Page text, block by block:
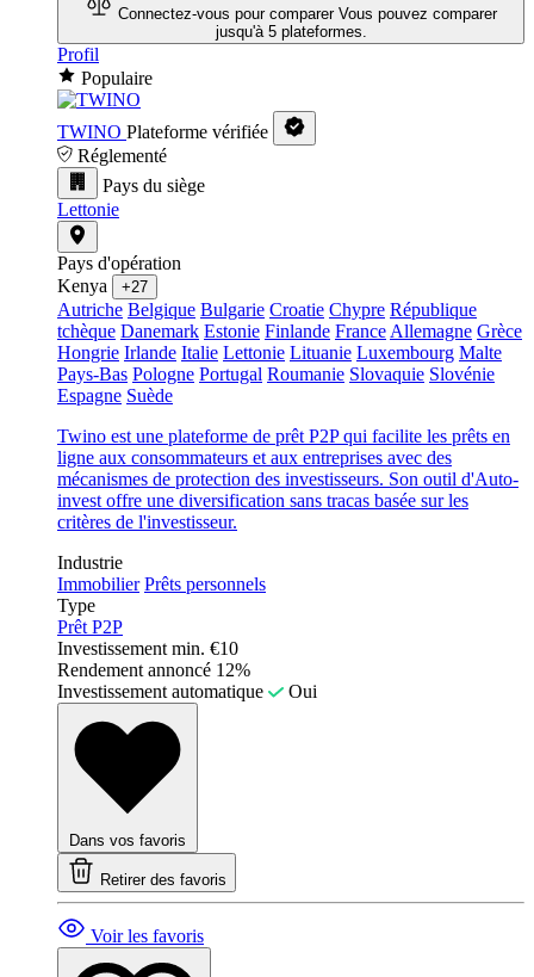
Connectez-vous pour comparer Vous pouvez comparer
jusqu'à 5 plateformes.
Profil
Populaire
TWINO Plateforme vérifiée
Réglementé
Pays du siège
Lettonie
Pays d'opération
Kenya
+27
Autriche Belgique Bulgarie Croatie Chypre République
tchèque Danemark Estonie Finlande France Allemagne Grèce
Hongrie Irlande Italie Lettonie Lituanie Luxembourg Malte
Pays-Bas Pologne Portugal Roumanie Slovaquie Slovénie
Espagne Suède
Twino est une plateforme de prêt P2P qui facilite les prêts en
ligne aux consommateurs et aux entreprises avec des
mécanismes de protection des investisseurs. Son outil d'Auto-
invest offre une diversification sans tracas basée sur les
critères de l'investisseur.
Industrie
Immobilier Prêts personnels
Type
Prêt P2P
Investissement min. €10
Rendement annoncé 12%
Investissement automatique
Oui
Dans vos favoris
Retirer des favoris
Voir les favoris